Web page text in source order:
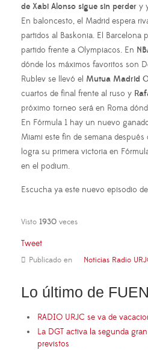
de Xabi Alonso sigue sin perder y
En baloncesto, el Madrid espera
partidos al Baskonia. El
partido frente a Olympiacos. En
dónde los máximos favoritos son
Rublev se llevó el Mutua Madrid
cuartos de final frente al ruso y
próximo torneo será en Roma
En Fórmula 1 hay un nuevo
Miami este fin de semana
logra su primera victoria en
en el podium.
Escucha ya este nuevo episodio de
Visto 1930 veces
Tweet
Publicado en Noticias Radio
Lo último de
RADIO URJC se va de
La DGT activa la segunda
previstos